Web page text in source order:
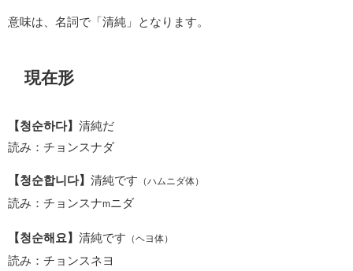
意味は、名詞で「清純」となります。
現在形
【청순하다】 清純だ
読み：チョンスナダ
【청순합니다】 清純です （ハムニダ体）
読み：チョンスナm ニダ
【청순해요】 清純です （ヘヨ体）
読み：チョンスネヨ